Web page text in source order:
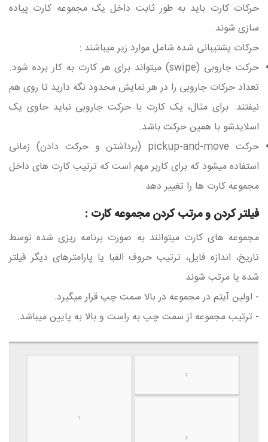
حرکات کارت باید به طور ثابت داخل یک مجموعه کارت پیاده
سازی شوند.
حرکات پشتیبانی شده شامل موارد زیر میباشند :
حرکت جاروبی (swipe) میتواند برای هر کارت به کار برده شود.
تعداد حرکات جاروبی را در هر نمایش محدود نگه دارید تا روی هم
نیفتند. برای مثال، یک کارت با حرکت جاروبی نباید حاوی یک
اسلایدشو با همین حرکت باشد.
حرکت pickup-and-move (برداشتن و حرکت دادن) زمانی
استفاده میشود که برای کاربر مهم است که ترتیب کارت های داخل
مجموعه کارت ها را تغییر دهد.
فیلتر کردن و مرتب کردن مجموعه کارت :
مجموعه های کارت میتوانند به صورت برنامه ریزی شده توسط
تاریخ، اندازه فایل، ترتیب حروف الفبا یا پارامترهای دیگر فیلتر
شده یا مرتب شوند.
- اولین آیتم در مجموعه در بالا سمت چپ قرار میگیرد.
- ترتیب مجموعه از سمت چپ به راست و بالا به پایین میباشد.